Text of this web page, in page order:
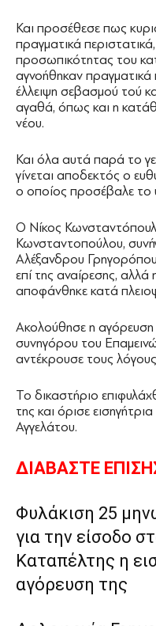
Και προσέθεσε πως
πραγματικά
προσωπικότητας του
αγνοήθηκαν πραγματικά
έλλειψη σεβασμού τού
αγαθά, όπως και η
νέου.
Και όλα αυτά παρά το
γίνεται αποδεκτός ο
ο οποίος προσέβαλε το
Ο Νίκος
Κωνσταντοπούλου,
Αλέξανδρου
επί της αναίρεσης,
αποφάνθηκε κατά
Ακολούθησε η
συνηγόρου του
αντέκρουσε τους
Το δικαστήριο
της και όρισε
Αγγελάτου.
ΔΙΑΒΑΣΤΕ
Φυλάκιση 25
για την είσοδο
Καταπέλτης η
αγόρευση της